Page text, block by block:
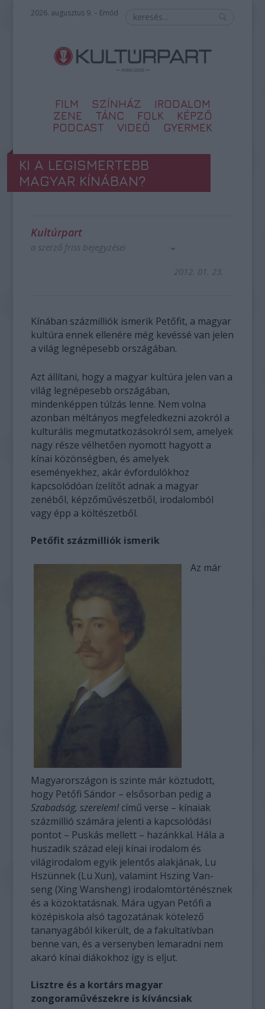
2026. augusztus 9. – Emőd
FILM SZÍNHÁZ
IRODALOM
ZENE
TÁNC FOLK
KÉPZŐ
PODCAST
VIDEÓ GYERMEK
KI A LEGISMERTEBB
MAGYAR KÍNÁBAN?
Kultúrpart
a szerző friss bejegyzései
2012. 01. 23.
Kínában százmilliók ismerik Petőfit, a magyar
kultúra ennek ellenére még kevéssé van jelen
a világ legnépesebb országában.
Azt állítani, hogy a magyar kultúra jelen van a
világ legnépesebb országában,
mindenképpen túlzás lenne. Nem volna
azonban méltányos megfeledkezni azokról a
kulturális megmutatkozásokról sem, amelyek
nagy része vélhetően nyomott hagyott a
kínai közönségben, és amelyek
eseményekhez, akár évfordulókhoz
kapcsolódóan ízelítőt adnak a magyar
zenéből, képzőművészetből, irodalomból
vagy épp a költészetből.
Petőfit százmilliók ismerik
Az már
Magyarországon is szinte már köztudott,
hogy Petőfi Sándor – elsősorban pedig a
Szabadság, szerelem! című verse – kínaiak
százmillió számára jelenti a kapcsolódási
pontot – Puskás mellett – hazánkkal. Hála a
huszadik század eleji kínai irodalom és
világirodalom egyik jelentős alakjának, Lu
Hszünnek (Lu Xun), valamint Hszing Van-
seng (Xing Wansheng) irodalomtörténésznek
és a közoktatásnak. Mára ugyan Petőfi a
középiskola alsó tagozatának kötelező
tananyagából kikerült, de a fakultatívban
benne van, és a versenyben lemaradni nem
akaró kínai diákokhoz így is eljut.
Lisztre és a kortárs magyar
zongoraművészekre is kíváncsiak